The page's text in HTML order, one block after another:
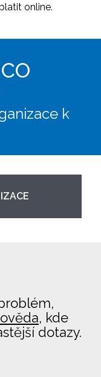
online.
k
, kde
dotazy.